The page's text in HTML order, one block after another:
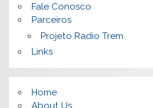
Fale Conosco
Parceiros
Projeto Radio Trem
Links
Home
About Us